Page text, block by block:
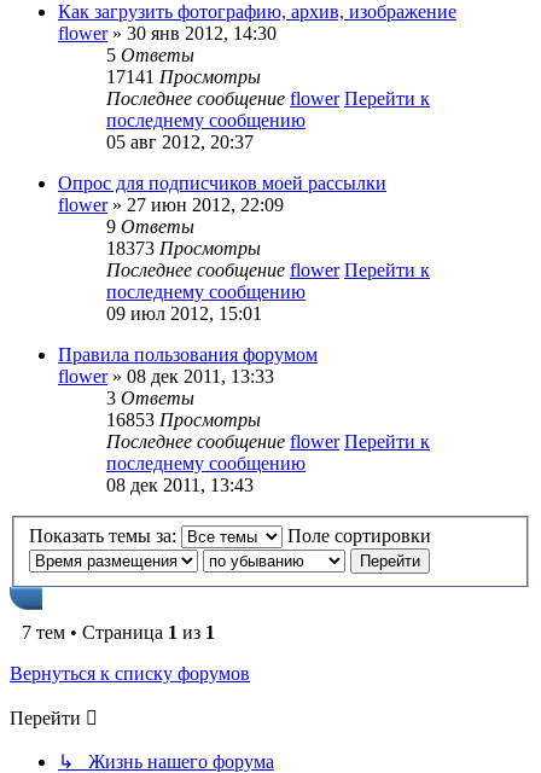
Как загрузить фотографию, архив, изображение
flower» 30 янв 2012, 14:30
5 Ответы
17141 Просмотры
Последнее сообщение flower Перейти к
последнему сообщению
05 авг 2012, 20:37
Опрос для подписчиков моей рассылки
flower» 27 июн 2012, 22:09
9 Ответы
18373 Просмотры
Последнее сообщение flower Перейти к
последнему сообщению
09 июл 2012, 15:01
Правила пользования форумом
flower» 08 дек 2011, 13:33
3 Ответы
16853 Просмотры
Последнее сообщение flower Перейти к
последнему сообщению
08 дек 2011, 13:43
Показать темы за: Поле сортировки
7 тем • Страница 1 из 1
Вернуться к списку форумов
Перейти
↳ Жизнь нашего форума